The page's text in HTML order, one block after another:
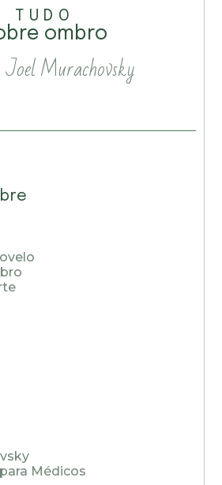
TUDO
ombro
Murachovsky
Médicos